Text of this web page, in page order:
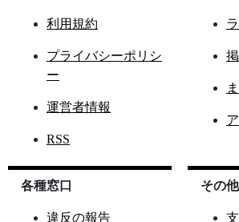
利用規約
プライバシーポリシ
ー
運営者情報
RSS
各種窓口
違反の報告
その他